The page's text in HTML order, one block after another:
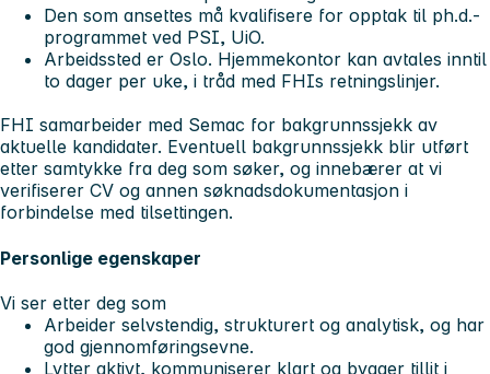
Den som ansettes må kvalifisere for opptak til ph.d.-
programmet ved PSI, UiO.
Arbeidssted er Oslo. Hjemmekontor kan avtales inntil
to dager per uke, i tråd med FHIs retningslinjer.
FHI samarbeider med Semac for bakgrunnssjekk av
aktuelle kandidater. Eventuell bakgrunnssjekk blir utført
etter samtykke fra deg som søker, og innebærer at vi
verifiserer CV og annen søknadsdokumentasjon i
forbindelse med tilsettingen.
Personlige egenskaper
Vi ser etter deg som
Arbeider selvstendig, strukturert og analytisk, og har
god gjennomføringsevne.
Lytter aktivt, kommuniserer klart og bygger tillit i